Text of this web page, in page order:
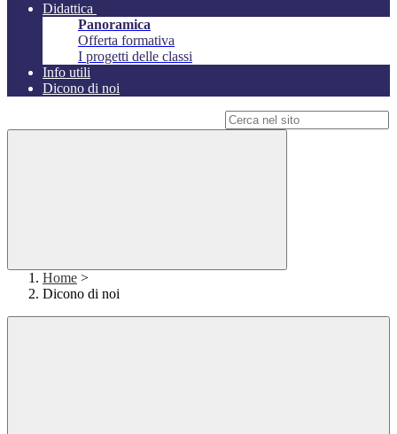
Didattica
Panoramica
Offerta formativa
I progetti delle classi
Info utili
Dicono di noi
Home >
Dicono di noi